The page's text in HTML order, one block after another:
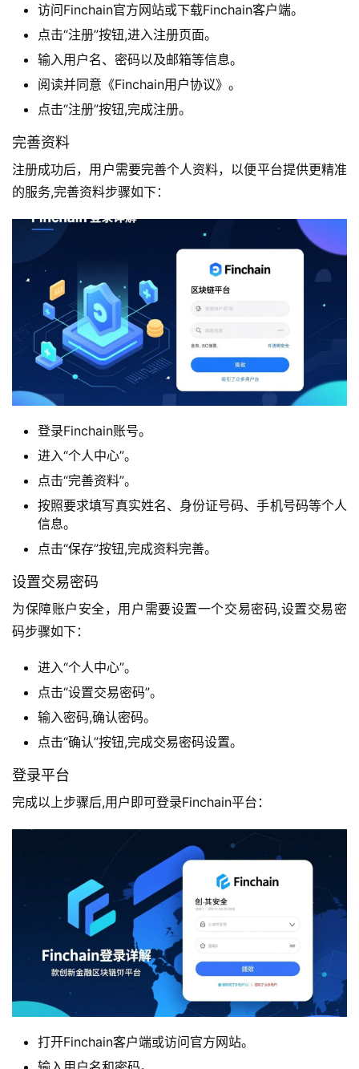
产
联
访问Finchain官方网站或下载Finchain客户端。
点击“注册”按钮,进入注册页面。
输入用户名、密码以及邮箱等信息。
阅读并同意《Finchain用户协议》。
点击“注册”按钮,完成注册。
完善资料
注册成功后，用户需要完善个人资料，以便平台提供更精准
的服务,完善资料步骤如下：
登录Finchain账号。
进入“个人中心”。
点击“完善资料”。
按照要求填写真实姓名、身份证号码、手机号码等个人
信息。
点击“保存”按钮,完成资料完善。
设置交易密码
为保障账户安全，用户需要设置一个交易密码,设置交易密
码步骤如下：
进入“个人中心”。
点击“设置交易密码”。
输入密码,确认密码。
点击“确认”按钮,完成交易密码设置。
登录平台
完成以上步骤后,用户即可登录Finchain平台：
打开Finchain客户端或访问官方网站。